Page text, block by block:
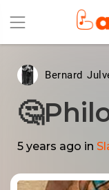
Bernard
5 years ago in